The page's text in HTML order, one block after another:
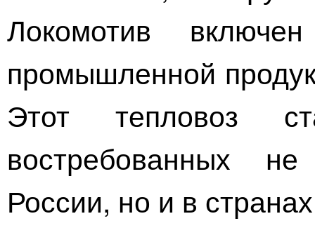
Локомотив
промышленной
Этот тепловоз
востребованных
России, но и в